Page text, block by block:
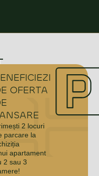
OFERTA
2 locuri
parcare la
apartament
2 sau 3